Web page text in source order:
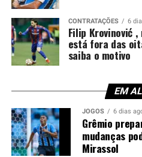
defensor entrou no intervalo
mas permaneceu pouco
minutos da etapa final, o
o segundo cartão amarelo e,
torcedores. Afinal, o
equipe em um momento
Você precisa ver
CONTRATAÇÕES 6
Filip Krovinović
está fora das
saiba o motivo
EM
JOGOS 6 dias
Grêmio
mudanças
Mirassol